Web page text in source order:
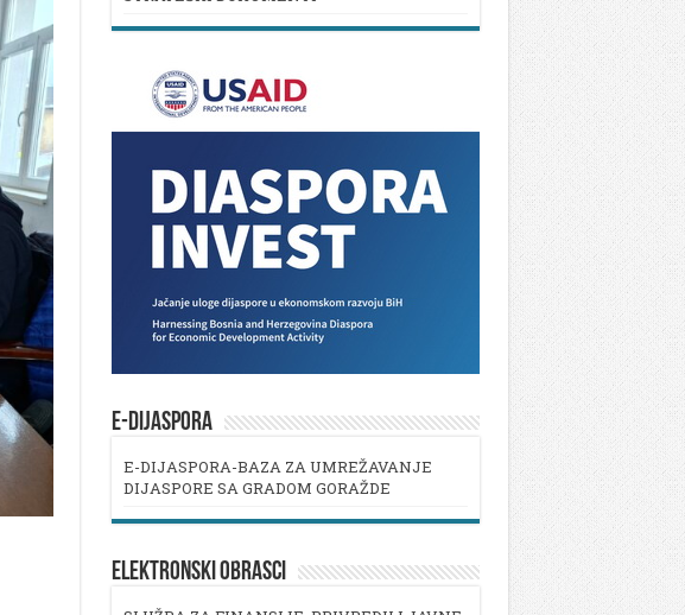
E-DIJASPORA
E-DIJASPORA-BAZA ZA UMREŽAVANJE
DIJASPORE SA GRADOM GORAŽDE
ELEKTRONSKI OBRASCI